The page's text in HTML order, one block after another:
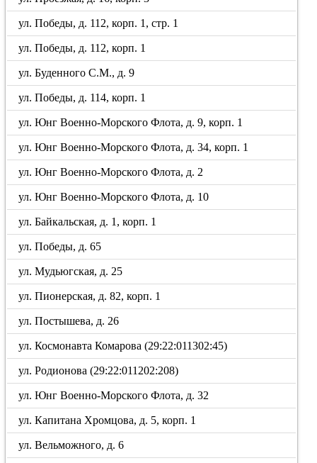
ул. Победы, д. 112, корп. 1, стр. 1
ул. Победы, д. 112, корп. 1
ул. Буденного С.М., д. 9
ул. Победы, д. 114, корп. 1
ул. Юнг Военно-Морского Флота, д. 9, корп. 1
ул. Юнг Военно-Морского Флота, д. 34, корп. 1
ул. Юнг Военно-Морского Флота, д. 2
ул. Юнг Военно-Морского Флота, д. 10
ул. Байкальская, д. 1, корп. 1
ул. Победы, д. 65
ул. Мудьюгская, д. 25
ул. Пионерская, д. 82, корп. 1
ул. Постышева, д. 26
ул. Космонавта Комарова (29:22:011302:45)
ул. Родионова (29:22:011202:208)
ул. Юнг Военно-Морского Флота, д. 32
ул. Капитана Хромцова, д. 5, корп. 1
ул. Вельможного, д. 6